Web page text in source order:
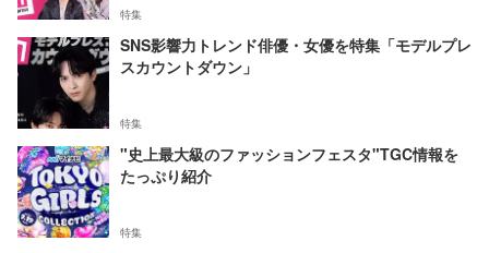
特集
SNS影響力トレンド俳優・女優を特集「モデルプレ
スカウントダウン」
特集
"史上最大級のファッションフェスタ"TGC情報を
たっぷり紹介
特集